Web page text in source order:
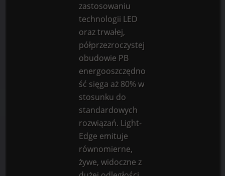
zastosowaniu
technologii LED
oraz trwałej,
półprzezroczystej
obudowie PB
energooszczędno
ść sięga aż 80% w
stosunku do
standardowych
rozwiązań. Light-
Edge emituje
równomierne,
żywe, widoczne z